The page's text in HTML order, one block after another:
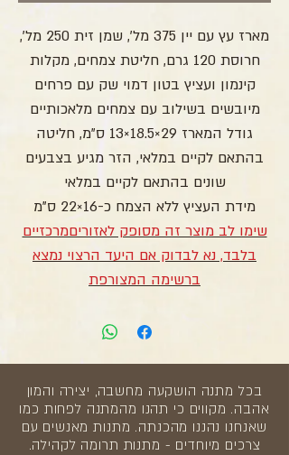
מארז עץ עם יין 375 מל’, שמן זית 250 מל’,
חרוסת 120 גרם, חליטת צמחים, מקלות
קינמון ועציץ בטון דמוי שק עם פרחים
מיובשים בשילוב עם צמחים מלאכותיים
גודל המארז 29×18.5×13 ס”מ, חליטה
בהתאם לקיים במלאי, הזר מגיע בצבעים
שונים בהתאם לקיים במלאי
מידת העציץ ללא הצמח כ-16×22 ס”מ
שימו לב מוצר זה מסופק לאזוריםמרכזיים
בלבד, נא לבדוק אם היעד הרצוי נמצא
ברשימה המצורפת
בכל מתנה הושקעה מחשבה, יצירה והמון
אהבה. מקווים כי תהנו מהמתנה לפחות כמו
שאנחנו נהננו מהכנתה. מתנות מאנשים עם
צרכים מיוחדים - מתנות תרומה לקהילה.